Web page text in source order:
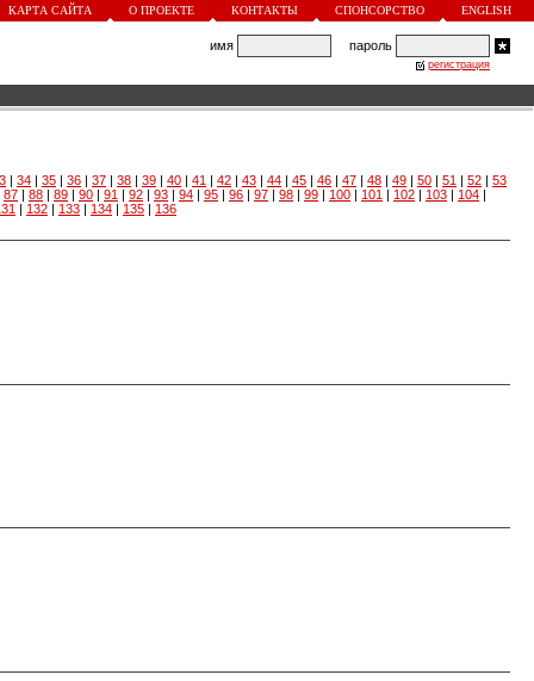
КАРТА САЙТА О ПРОЕКТЕ КОНТАКТЫ СПОНСОРСТВО ENGLISH
имя пароль
регистрация
| 34 | 35 | 36 | 37 | 38 | 39 | 40 | 41 | 42 | 43 | 44 | 45 | 46 | 47 | 48 | 49 | 50 | 51 | 52 | 53
87 | 88 | 89 | 90 | 91 | 92 | 93 | 94 | 95 | 96 | 97 | 98 | 99 | 100 | 101 | 102 | 103 | 104 |
| 132 | 133 | 134 | 135 | 136